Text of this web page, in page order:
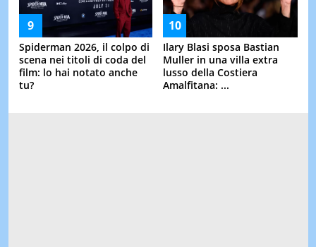
Spiderman 2026, il colpo di
scena nei titoli di coda del
film: lo hai notato anche
tu?
Ilary Blasi sposa Bastian
Muller in una villa extra
lusso della Costiera
Amalfitana: ...